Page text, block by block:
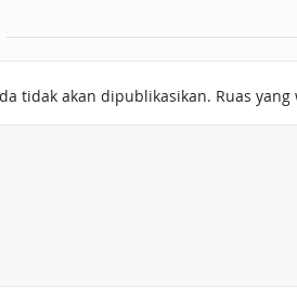
tidak akan dipublikasikan. Ruas